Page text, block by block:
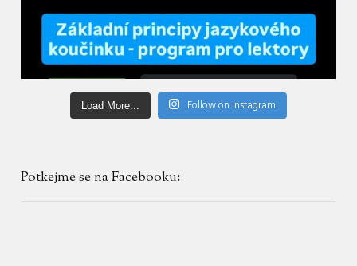
Load More... Follow on Instagram
Potkejme se na Facebooku: